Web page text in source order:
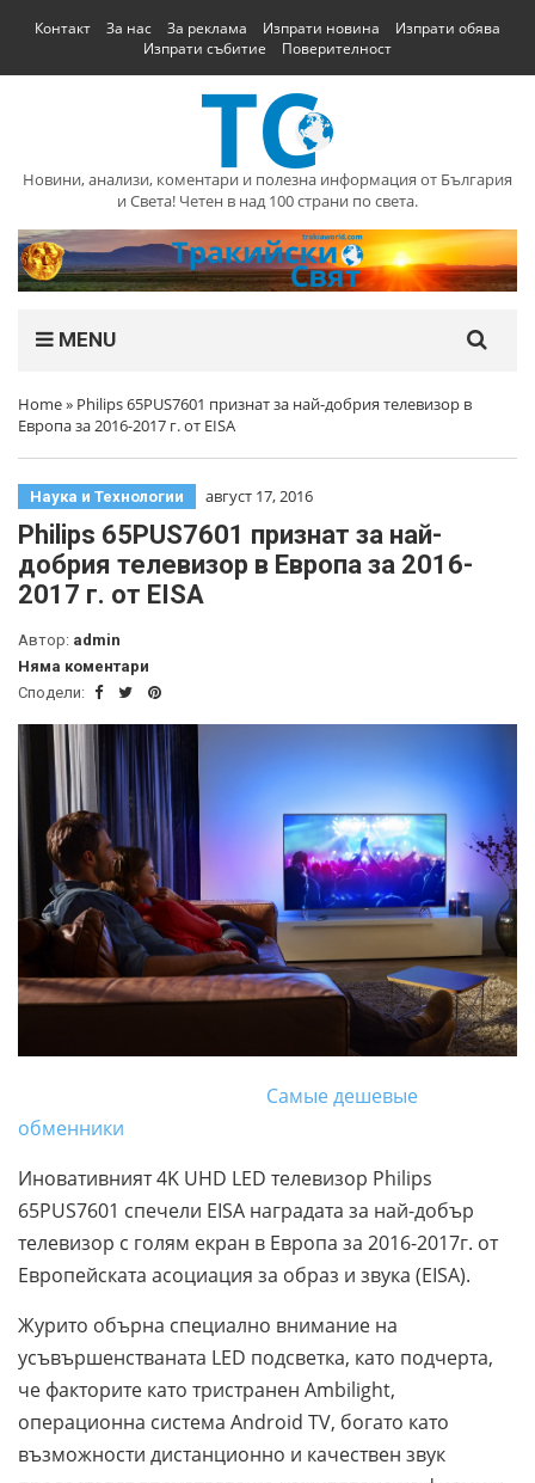
Контакт За нас За реклама Изпрати новина
Изпрати обява
Изпрати събитие
Поверителност
Новини, анализи, коментари и полезна информация от България
и Света! Четен в над 100 страни по света.
MENU
Home» Philips 65PUS7601 признат за най-добрия телевизор в
Европа за 2016-2017 г. от EISA
Наука и Технологии август 17, 2016
Philips 65PUS7601 признат за най-
добрия телевизор в Европа за 2016-
2017 г. от EISA
Автор: admin
Няма коментари
Сподели:
Самые дешевые
обменники
Иновативният 4K UHD LED телевизор Philips
65PUS7601 спечели EISA наградата за най-добър
телевизор с голям екран в Европа за 2016-2017г. от
Европейската асоциация за образ и звука (EISA).
Журито обърна специално внимание на
усъвършенстваната LED подсветка, като подчерта,
че факторите като тристранен Ambilight,
операционна система Android TV, богато като
възможности дистанционно и качествен звук